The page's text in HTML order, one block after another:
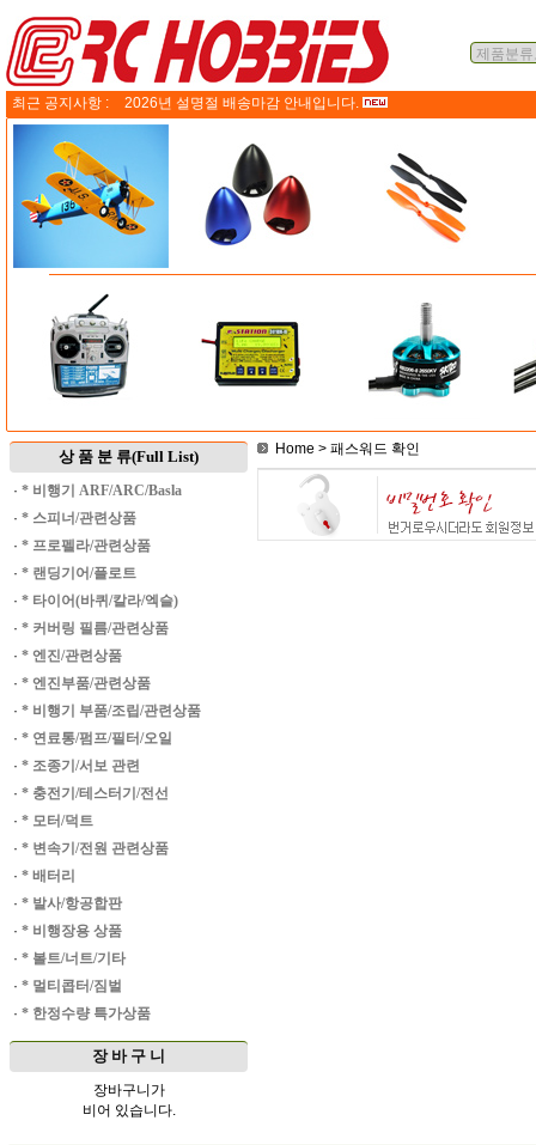
최근 공지사항 : 2026년 설명절 배송마감 안내입니다.
상 품 분 류(Full List)
· * 비행기 ARF/ARC/Basla
· * 스피너/관련상품
· * 프로펠라/관련상품
· * 랜딩기어/플로트
· * 타이어(바퀴/칼라/엑슬)
· * 커버링 필름/관련상품
· * 엔진/관련상품
· * 엔진부품/관련상품
· * 비행기 부품/조립/관련상품
· * 연료통/펌프/필터/오일
· * 조종기/서보 관련
· * 충전기/테스터기/전선
· * 모터/덕트
· * 변속기/전원 관련상품
· * 배터리
· * 발사/항공합판
· * 비행장용 상품
· * 볼트/너트/기타
· * 멀티콥터/짐벌
· * 한정수량 특가상품
장 바 구 니
장바구니가
비어 있습니다.
Home > 패스워드 확인